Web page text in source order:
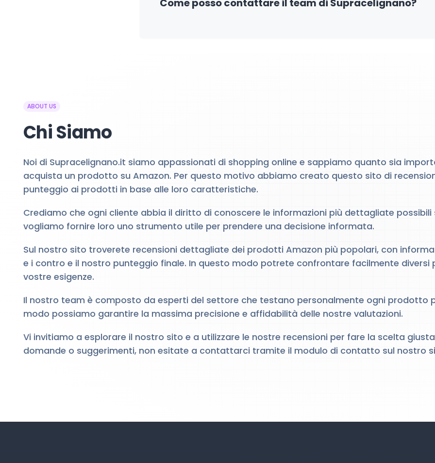
Come posso contattare il team di Supracelignano?
ABOUT US
Chi Siamo
Noi di Supracelignano.it siamo appassionati di shopping online e sappiamo quanto sia
acquista un prodotto su Amazon. Per questo motivo abbiamo creato questo sito di
punteggio ai prodotti in base alle loro caratteristiche.
Crediamo che ogni cliente abbia il diritto di conoscere le informazioni più dettagliate
vogliamo fornire loro uno strumento utile per prendere una decisione informata.
Sul nostro sito troverete recensioni dettagliate dei prodotti Amazon più popolari, con
e i contro e il nostro punteggio finale. In questo modo potrete confrontare facilmente
vostre esigenze.
Il nostro team è composto da esperti del settore che testano personalmente ogni prodotto
modo possiamo garantire la massima precisione e affidabilità delle nostre valutazioni.
Vi invitiamo a esplorare il nostro sito e a utilizzare le nostre recensioni per fare la scelta
domande o suggerimenti, non esitate a contattarci tramite il modulo di contatto sul nostro